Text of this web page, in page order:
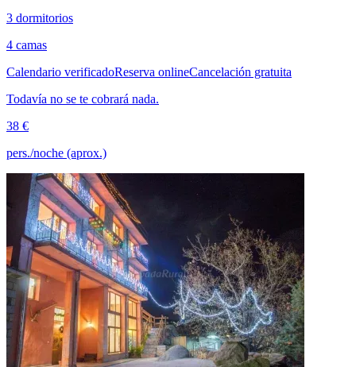
3 dormitorios
4 camas
Calendario verificadoReserva onlineCancelación gratuita
Todavía no se te cobrará nada.
38 €
pers./noche (aprox.)